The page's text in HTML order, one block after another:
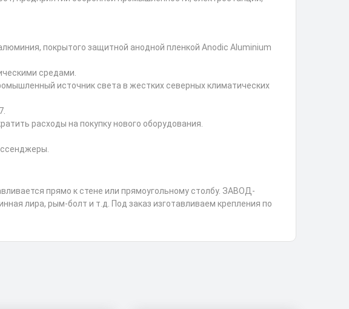
покрытого защитной анодной пленкой Anodic Aluminium
средами.
источник света в жестких северных климатических
расходы на покупку нового оборудования.
прямо к стене или прямоугольному столбу. ЗАВОД-
лира, рым-болт и т.д. Под заказ изготавливаем крепления по